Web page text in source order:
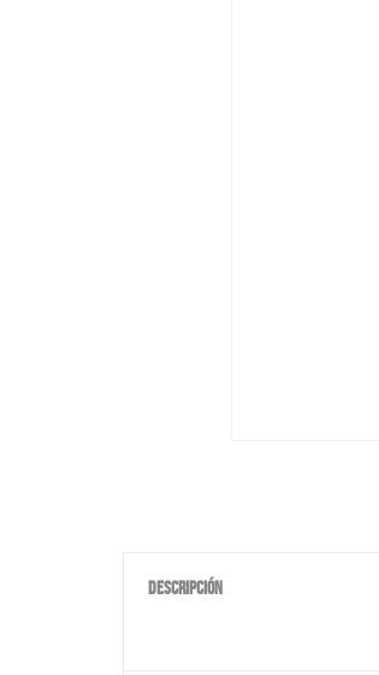
DESCRIPCIÓN